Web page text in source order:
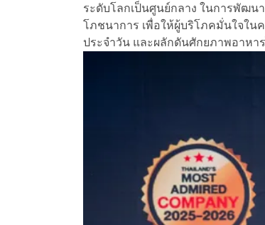
ระดับโลกเป็นศูนย์กลาง ในการพั
โภชนาการ เพื่อให้ผู้บริโภคมั่นใจใ
ประจำวัน และผลักดันศักยภาพอาหา